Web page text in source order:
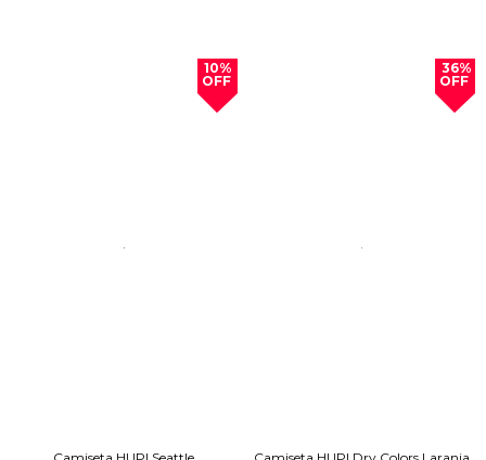
10%
OFF
36%
OFF